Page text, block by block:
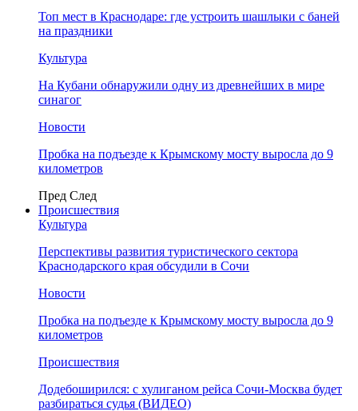
Топ мест в Краснодаре: где устроить шашлыки с баней
на праздники
Культура
На Кубани обнаружили одну из древнейших в мире
синагог
Новости
Пробка на подъезде к Крымскому мосту выросла до 9
километров
Пред След
Происшествия
Культура
Перспективы развития туристического сектора
Краснодарского края обсудили в Сочи
Новости
Пробка на подъезде к Крымскому мосту выросла до 9
километров
Происшествия
Додебоширился: с хулиганом рейса Сочи-Москва будет
разбираться судья (ВИДЕО)